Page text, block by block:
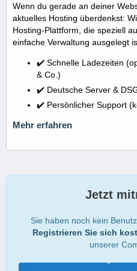
Wenn du gerade an deiner
aktuelles Hosting überdenkst:
Hosting-Plattform, die speziell
einfache Verwaltung ausgelegt
✔️ Schnelle Ladezeiten
& Co.)
✔️ Deutsche Server &
✔️ Persönlicher Support
Mehr erfahren
Jetzt
Sie haben noch kein
Registrieren Sie sich
unserer